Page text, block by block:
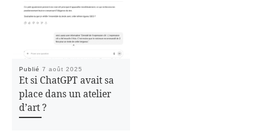
Publié 7 août 2025
Et si ChatGPT avait sa
place dans un atelier
d’art ?